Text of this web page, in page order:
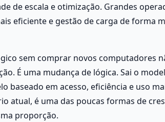
de escala e otimização. Grandes
eficiente e gestão de carga de forma
sem comprar novos computadores
É uma mudança de lógica. Sai o
baseado em acesso, eficiência e uso
atual, é uma das poucas formas de
proporção.